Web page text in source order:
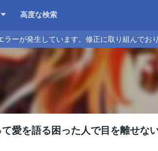
高度な検索
ーが発生しています。修正に取り組んでお
愛を語る困った人で目を離せな